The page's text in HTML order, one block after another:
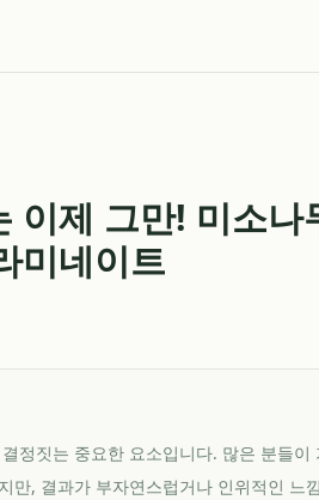
이제 그만! 미소
미네이트
정짓는 중요한 요소입니다. 많은 분들
만, 결과가 부자연스럽거나 인위적인 느